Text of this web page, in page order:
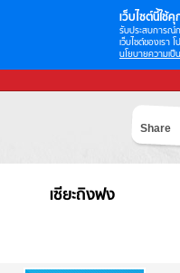
เว็บไซต์นี้ใช้คุ
รับประสบการณ์
เว็บไซต์ของเรา
นโยบายความเป็
Share
เซียะถิงฟง